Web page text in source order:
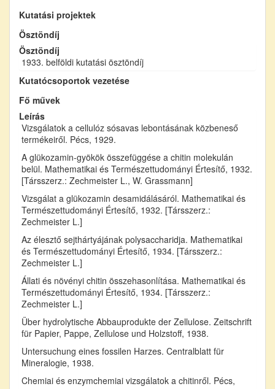
Kutatási projektek
Ösztöndíj
Ösztöndíj
1933. belföldi kutatási ösztöndíj
Kutatócsoportok vezetése
Fő művek
Leírás
Vizsgálatok a cellulóz sósavas lebontásának közbeneső
termékeiről. Pécs, 1929.
A glükozamin-gyökök összefüggése a chitin molekulán
belül. Mathematikai és Természettudományi Értesítő, 1932.
[Társszerz.: Zechmeister L., W. Grassmann]
Vizsgálat a glükozamin desamidálásáról. Mathematikai és
Természettudományi Értesítő, 1932. [Társszerz.:
Zechmeister L.]
Az élesztő sejthártyájának polysaccharidja. Mathematikai
és Természettudományi Értesítő, 1934. [Társszerz.:
Zechmeister L.]
Állati és növényi chitin összehasonlítása. Mathematikai és
Természettudományi Értesítő, 1934. [Társszerz.:
Zechmeister L.]
Über hydrolytische Abbauprodukte der Zellulose. Zeitschrift
für Papier, Pappe, Zellulose und Holzstoff, 1938.
Untersuchung eines fossilen Harzes. Centralblatt für
Mineralogie, 1938.
Chemiai és enzymchemiai vizsgálatok a chitinről. Pécs,